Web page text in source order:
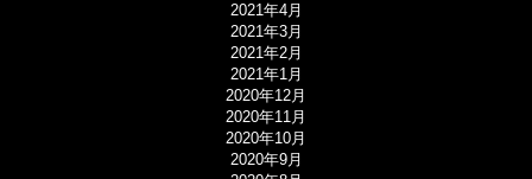
2021年4月
2021年3月
2021年2月
2021年1月
2020年12月
2020年11月
2020年10月
2020年9月